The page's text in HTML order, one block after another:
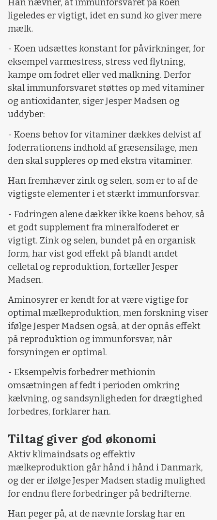
Han nævner, at immunforsvaret på koen
ligeledes er vigtigt, idet en sund ko giver mere
mælk.
- Koen udsættes konstant for påvirkninger, for
eksempel varmestress, stress ved flytning,
kampe om fodret eller ved malkning. Derfor
skal immunforsvaret støttes op med vitaminer
og antioxidanter, siger Jesper Madsen og
uddyber:
- Koens behov for vitaminer dækkes delvist af
foderrationens indhold af græsensilage, men
den skal suppleres op med ekstra vitaminer.
Han fremhæver zink og selen, som er to af de
vigtigste elementer i et stærkt immunforsvar.
- Fodringen alene dækker ikke koens behov, så
et godt supplement fra mineralfoderet er
vigtigt. Zink og selen, bundet på en organisk
form, har vist god effekt på blandt andet
celletal og reproduktion, fortæller Jesper
Madsen.
Aminosyrer er kendt for at være vigtige for
optimal mælkeproduktion, men forskning viser
ifølge Jesper Madsen også, at der opnås effekt
på reproduktion og immunforsvar, når
forsyningen er optimal.
- Eksempelvis forbedrer methionin
omsætningen af fedt i perioden omkring
kælvning, og sandsynligheden for drægtighed
forbedres, forklarer han.
Tiltag giver god økonomi
Aktiv klimaindsats og effektiv
mælkeproduktion går hånd i hånd i Danmark,
og der er ifølge Jesper Madsen stadig mulighed
for endnu flere forbedringer på bedrifterne.
Han peger på, at de nævnte forslag har en